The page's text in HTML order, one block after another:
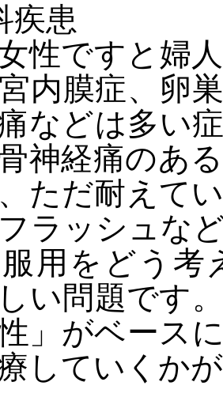
疾患
性ですと婦
内膜症、卵
などは多い
神経痛のあ
ただ耐えて
ラッシュな
用をどう考
い問題です
性」がベース
していくか